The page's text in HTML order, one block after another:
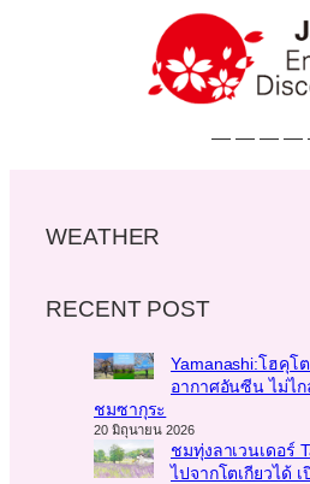
— — — —
WEATHER
RECENT POST
Yamanashi:โฮคุโ
อากาศอันซีน ไม่ไก
ชมซากุระ
20 มิถุนายน 2026
ชมทุ่งลาเวนเดอร์
ไปจากโตเกียวได้